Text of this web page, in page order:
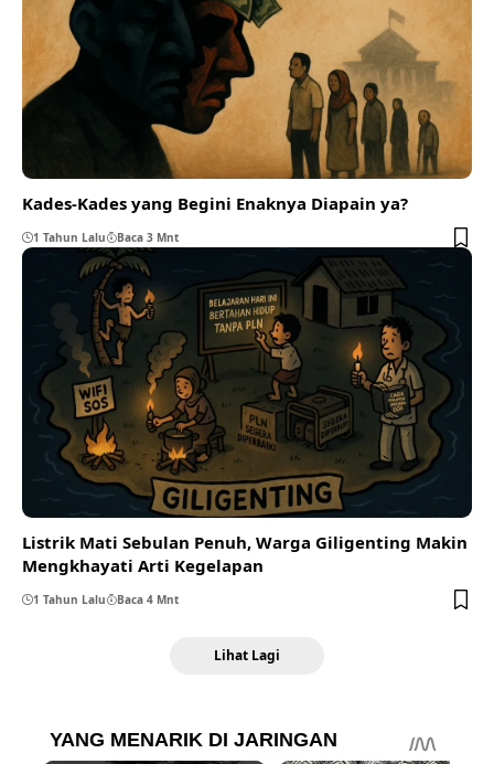
Kades-Kades yang Begini Enaknya Diapain ya?
1 Tahun Lalu Baca 3 Mnt
Listrik Mati Sebulan Penuh, Warga Giligenting Makin
Mengkhayati Arti Kegelapan
1 Tahun Lalu Baca 4 Mnt
Lihat Lagi